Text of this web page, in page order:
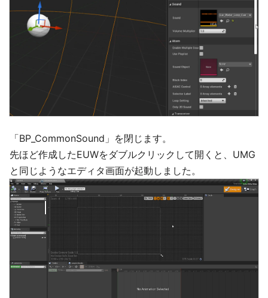
「BP_CommonSound」を閉じます。
先ほど作成したEUWをダブルクリックして開くと、UMG
と同じようなエディタ画面が起動しました。